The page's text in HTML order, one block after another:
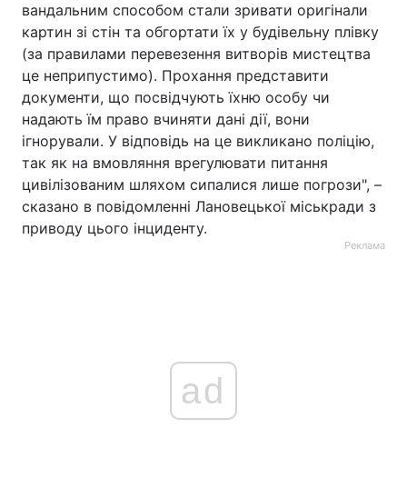
вандальним способом стали зривати оригінали
картин зі стін та обгортати їх у будівельну плівку
(за правилами перевезення витворів мистецтва
це неприпустимо). Прохання представити
документи, що посвідчують їхню особу чи
надають їм право вчиняти дані дії, вони
ігнорували. У відповідь на це викликано поліцію,
так як на вмовляння врегулювати питання
цивілізованим шляхом сипалися лише погрози", –
сказано в повідомленні Лановецької міськради з
приводу цього інциденту.
Реклама
ad